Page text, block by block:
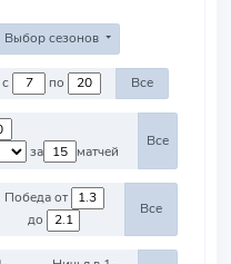
Выбор сезонов
Против команд с по Все
за
матчей
Все
Победа от
до
Все